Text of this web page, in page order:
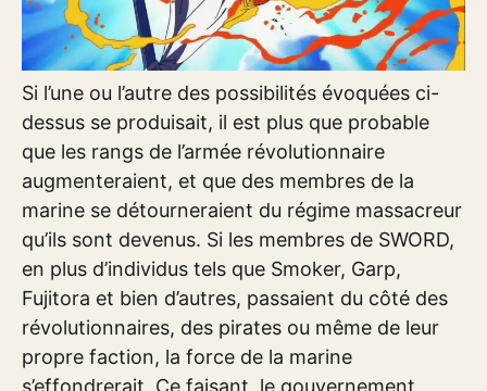
Si l’une ou l’autre des possibilités évoquées ci-
dessus se produisait, il est plus que probable
que les rangs de l’armée révolutionnaire
augmenteraient, et que des membres de la
marine se détourneraient du régime massacreur
qu’ils sont devenus. Si les membres de SWORD,
en plus d’individus tels que Smoker, Garp,
Fujitora et bien d’autres, passaient du côté des
révolutionnaires, des pirates ou même de leur
propre faction, la force de la marine
s’effondrerait. Ce faisant, le gouvernement